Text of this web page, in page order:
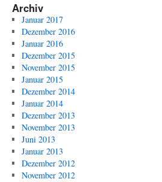
Archiv
Januar 2017
Dezember 2016
Januar 2016
Dezember 2015
November 2015
Januar 2015
Dezember 2014
Januar 2014
Dezember 2013
November 2013
Juni 2013
Januar 2013
Dezember 2012
November 2012